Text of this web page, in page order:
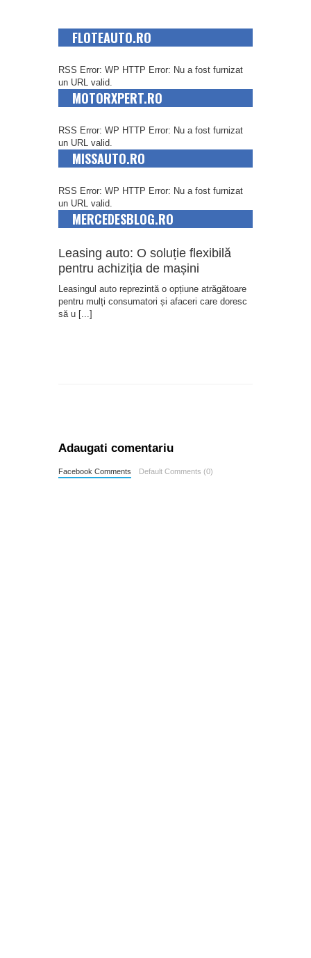
FLOTEAUTO.RO
RSS Error: WP HTTP Error: Nu a fost furnizat
un URL valid.
MOTORXPERT.RO
RSS Error: WP HTTP Error: Nu a fost furnizat
un URL valid.
MISSAUTO.RO
RSS Error: WP HTTP Error: Nu a fost furnizat
un URL valid.
MERCEDESBLOG.RO
Leasing auto: O soluție flexibilă
pentru achiziția de mașini
Leasingul auto reprezintă o opțiune atrăgătoare
pentru mulți consumatori și afaceri care doresc
să u [...]
Adaugati comentariu
Facebook Comments Default Comments (0)